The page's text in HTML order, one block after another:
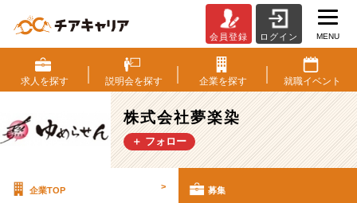
式
会
社
夢
楽
染
会員登録 ログイン MENU
求人を探す 説明会を探す 企業を探す 就職イベント
株式会社夢楽染
＋ フォロー
企業TOP > 募集